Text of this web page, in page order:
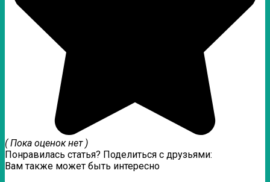
( Пока оценок нет )
Понравилась статья? Поделиться с друзьями:
Вам также может быть интересно